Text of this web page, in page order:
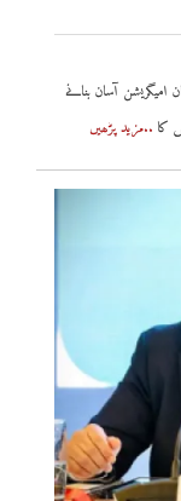
آسان بنانے
کا ..مزید پڑھیں